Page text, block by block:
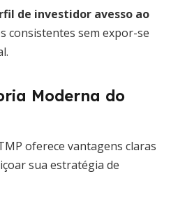
de investidor avesso ao
consistentes sem expor-se
Moderna do
oferece vantagens claras
sua estratégia de